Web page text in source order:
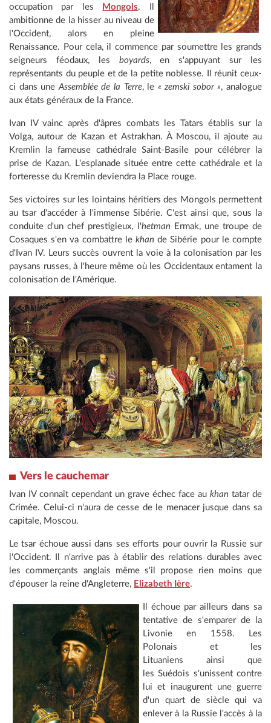
occupation par les
Mongols. Il
ambitionne de la hisser au niveau de
l'Occident, alors en pleine
Renaissance. Pour cela, il commence par soumettre les grands
seigneurs féodaux, les boyards, en s'appuyant sur les
représentants du peuple et de la petite noblesse. Il réunit ceux-
ci dans une Assemblée de la Terre, le « zemski sobor », analogue
aux états généraux de la France.
Ivan IV vainc après d'âpres combats les Tatars établis sur la
Volga, autour de Kazan et Astrakhan. À Moscou, il ajoute au
Kremlin la fameuse cathédrale Saint-Basile pour célébrer la
prise de Kazan. L'esplanade située entre cette cathédrale et la
forteresse du Kremlin deviendra la Place rouge.
Ses victoires sur les lointains héritiers des Mongols permettent
au tsar d'accéder à l'immense Sibérie. C'est ainsi que, sous la
conduite d'un chef prestigieux, l'hetman Ermak, une troupe de
Cosaques s'en va combattre le khan de Sibérie pour le compte
d'Ivan IV. Leurs succès ouvrent la voie à la colonisation par les
paysans russes, à l'heure même où les Occidentaux entament la
colonisation de l'Amérique.
Vers le cauchemar
Ivan IV connaît cependant un grave échec face au khan tatar de
Crimée. Celui-ci n'aura de cesse de le menacer jusque dans sa
capitale, Moscou.
Le tsar échoue aussi dans ses efforts pour ouvrir la Russie sur
l'Occident. Il n'arrive pas à établir des relations durables avec
les commerçants anglais même s'il propose rien moins que
d'épouser la reine d'Angleterre, Elizabeth Ière.
Il échoue par ailleurs dans sa
tentative de s'emparer de la
Livonie en 1558. Les
Polonais et les
Lituaniens ainsi que
les Suédois s'unissent contre
lui et inaugurent une guerre
d'un quart de siècle qui va
enlever à la Russie l'accès à la